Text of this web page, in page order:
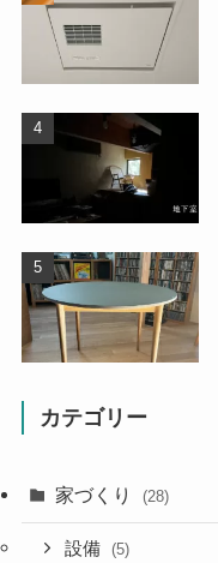
カテゴリー
家づくり (28)
設備 (5)